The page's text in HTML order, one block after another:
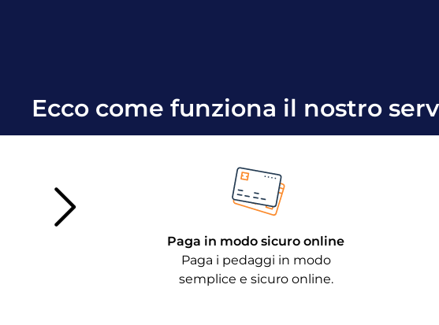
Ecco come funziona il nostro
Paga in modo sicuro online
Paga i pedaggi in modo
semplice e sicuro online.